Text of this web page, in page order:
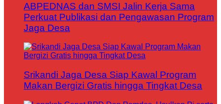
ABPEDNAS dan SMSI Jalin Kerja Sama
Perkuat Publikasi dan Pengawasan Program
Jaga Desa
Srikandi Jaga Desa Siap Kawal Program
Makan Bergizi Gratis hingga Tingkat Desa